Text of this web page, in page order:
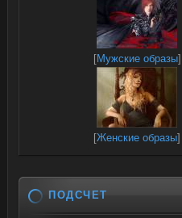
[Мужские образы]
[Женские образы]
ПОДСЧЕТ